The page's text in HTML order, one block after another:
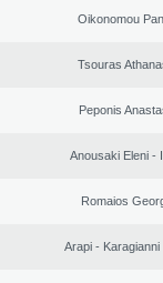
Oikonomou
Tsouras
Peponis
Anousaki Eleni -
Romaios
Arapi - Karagianni